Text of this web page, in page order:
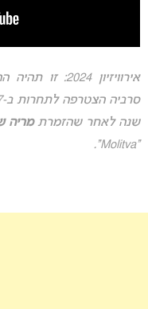
שנה לאחר שהזמרתמריה
“Molitva”.